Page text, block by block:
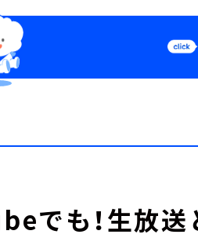
Podcast
でも！生放送